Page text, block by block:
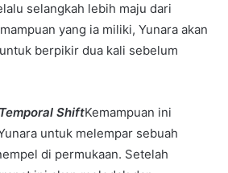
selangkah lebih maju dari
yang ia miliki, Yunara akan
berpikir dua kali sebelum
Temporal ShiftKemampuan ini
untuk melempar sebuah
di permukaan. Setelah